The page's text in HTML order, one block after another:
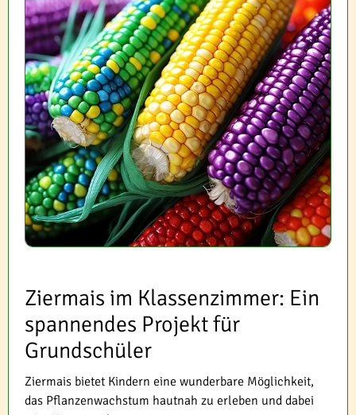
Ziermais im Klassenzimmer: Ein
spannendes Projekt für
Grundschüler
Ziermais bietet Kindern eine wunderbare Möglichkeit,
das Pflanzenwachstum hautnah zu erleben und dabei